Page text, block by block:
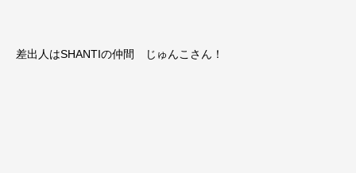
差出人はSHANTIの仲間 じゅんこさん！